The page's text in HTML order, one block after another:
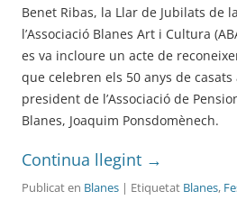
Benet Ribas, la Llar de Jubilats de
l’Associació Blanes Art i Cultura
es va incloure un acte de
que celebren els 50 anys de casats
president de l’Associació de
Blanes, Joaquim Ponsdomènech.
Continua llegint →
Publicat en Blanes | Etiquetat Blanes,